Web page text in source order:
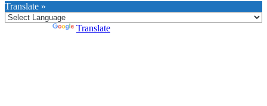
Translate »
Translate